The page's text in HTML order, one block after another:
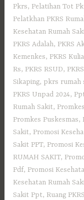
Pkrs, Pelatihan Tot
Pelatkhan PKRS
Kesehatan Rumah
PKRS Adalah, PKRS
Kemenkes, PKRS
Rs, PKRS RSUD,
Sikaping, pkrs rumah
PKRS Unpad 2024,
Rumah Sakit, Promkes
Promkes Puskesmas,
Sakit, Promosi
Sakit PPT, Promosi
RUMAH SAKIT,
Pdf, Promosi
Kesehatan Rumah
Sakit Ppt, Ruang